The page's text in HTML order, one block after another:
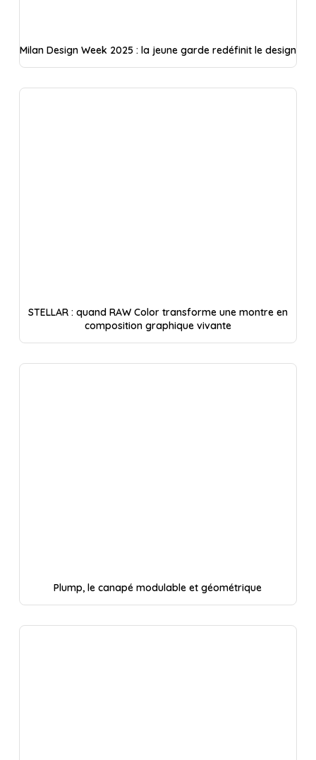
Milan Design Week 2025 : la jeune garde redéfinit le design
STELLAR : quand RAW Color transforme une montre en
composition graphique vivante
Plump, le canapé modulable et géométrique